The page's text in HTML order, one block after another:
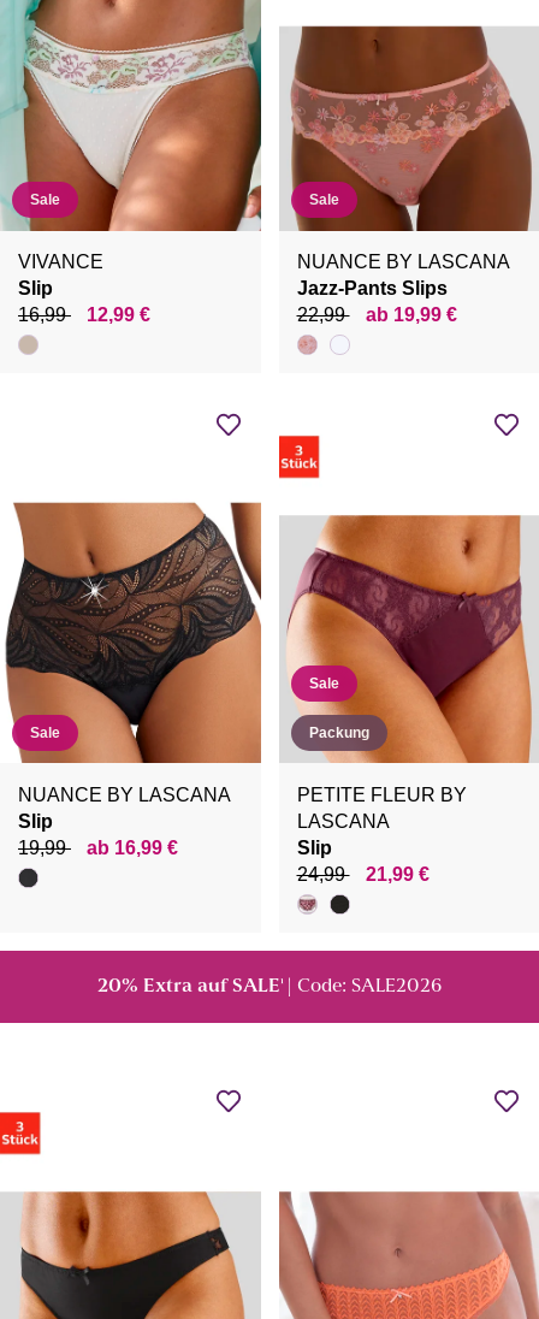
Sale
VIVANCE
Slip
16,99
12,99 €
Sale
NUANCE BY LASCANA
Jazz-Pants Slips
22,99
ab 19,99 €
Sale
NUANCE BY LASCANA
Slip
19,99
ab 16,99 €
Sale
Packung
PETITE FLEUR BY
LASCANA
Slip
24,99
21,99 €
20% Extra auf SALE ¹ | Code: SALE2026